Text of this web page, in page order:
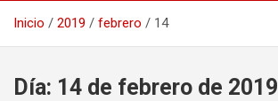
Inicio 2019 febrero 14
Día: 14 de febrero de 2019